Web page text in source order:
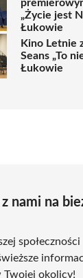
„Życie jest
Łukowie
Kino Letnie
Seans „To
Łukowie
z nami na
Twojej okolicy!